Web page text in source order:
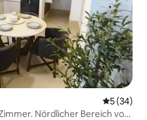
5 (34)
Nördlicher Bereich von